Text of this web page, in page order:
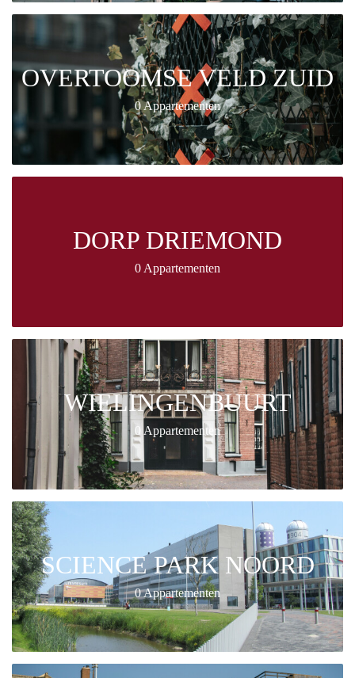
OVERTOOMSE VELD ZUID
0 Appartementen
DORP DRIEMOND
0 Appartementen
WIELINGENBUURT
0 Appartementen
SCIENCE PARK NOORD
0 Appartementen